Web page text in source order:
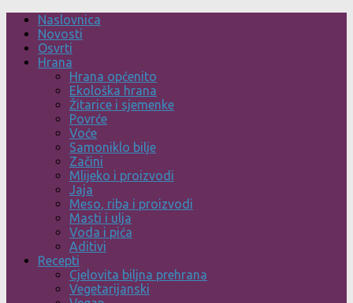
Skip
content
Naslovnica
Novosti
Osvrti
Hrana
Hrana općenito
Ekološka hrana
Žitarice i sjemenke
Povrće
Voće
Samoniklo bilje
Začini
Mlijeko i proizvodi
Jaja
Meso, riba i proizvodi
Masti i ulja
Voda i pića
Aditivi
Recepti
Cjelovita biljna prehrana
Vegetarijanski